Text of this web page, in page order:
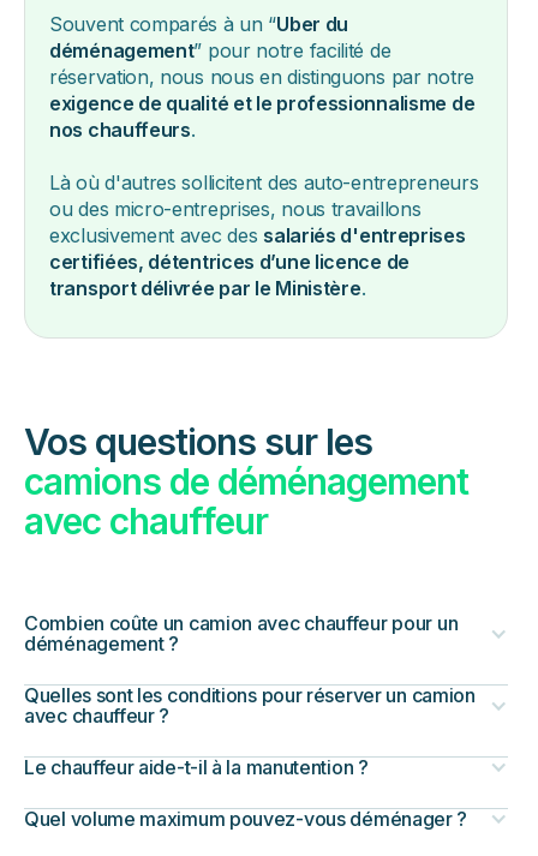
Souvent comparés à un “Uber du
déménagement” pour notre facilité de
réservation, nous nous en distinguons par notre
exigence de qualité et le professionnalisme de
nos chauffeurs.
Là où d'autres sollicitent des auto-entrepreneurs
ou des micro-entreprises, nous travaillons
exclusivement avec des salariés d'entreprises
certifiées, détentrices d’une licence de
transport délivrée par le Ministère.
Vos questions sur les
camions de déménagement
avec chauffeur
Combien coûte un camion avec chauffeur pour un
déménagement ?
Quelles sont les conditions pour réserver un camion
avec chauffeur ?
Le chauffeur aide-t-il à la manutention ?
Quel volume maximum pouvez-vous déménager ?